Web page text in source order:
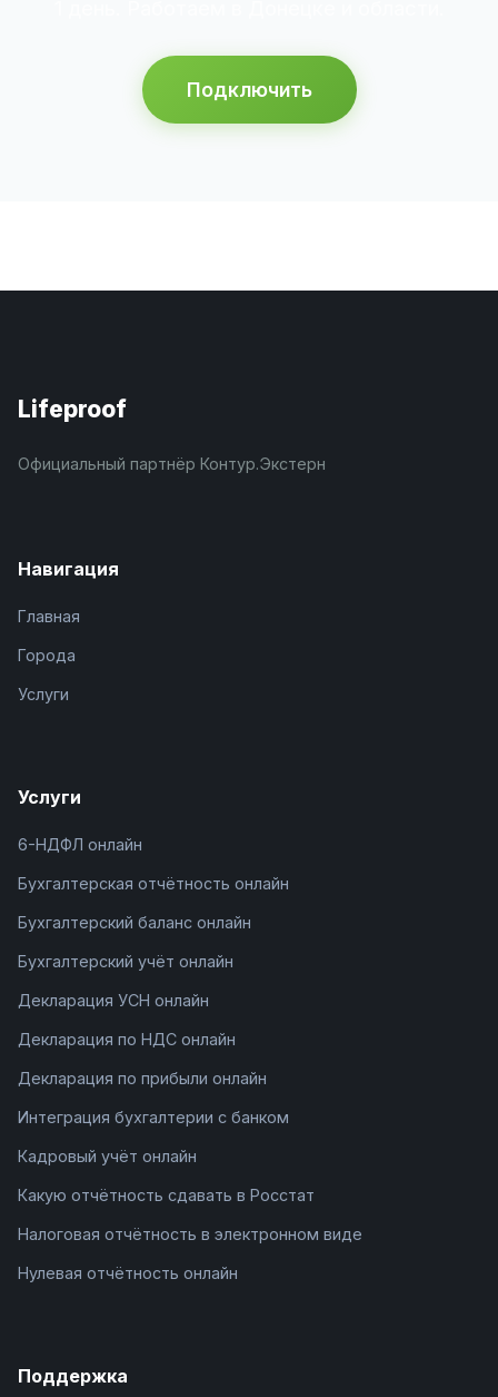
Подключить
Lifeproof
Официальный партнёр Контур.Экстерн
Навигация
Главная
Города
Услуги
Услуги
6-НДФЛ онлайн
Бухгалтерская отчётность онлайн
Бухгалтерский баланс онлайн
Бухгалтерский учёт онлайн
Декларация УСН онлайн
Декларация по НДС онлайн
Декларация по прибыли онлайн
Интеграция бухгалтерии с банком
Кадровый учёт онлайн
Какую отчётность сдавать в Росстат
Налоговая отчётность в электронном виде
Нулевая отчётность онлайн
Поддержка